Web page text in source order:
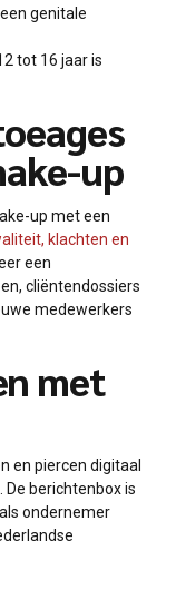
genitale
tot 16 jaar is
up
up met een
klachten en
een
cliëntendossiers
medewerkers
met
en piercen digitaal
. De berichtenbox is
ondernemer